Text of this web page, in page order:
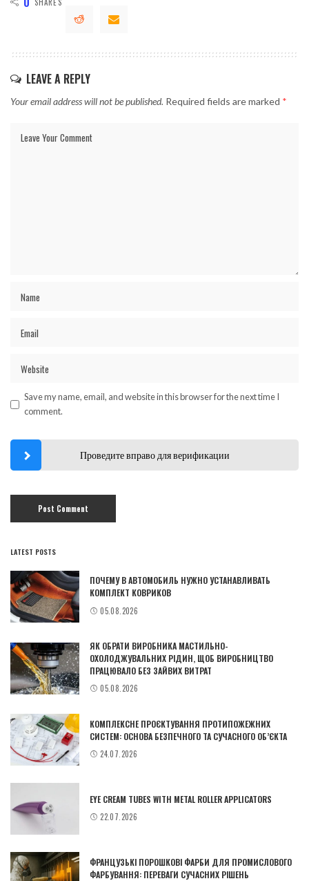
LEAVE A REPLY
Your email address will not be published. Required fields are marked *
Save my name, email, and website in this browser for the next time I
comment.
Проведите вправо для верификации
LATEST POSTS
ПОЧЕМУ В АВТОМОБИЛЬ НУЖНО УСТАНАВЛИВАТЬ
КОМПЛЕКТ КОВРИКОВ
05.08.2026
ЯК ОБРАТИ ВИРОБНИКА МАСТИЛЬНО-
ОХОЛОДЖУВАЛЬНИХ РІДИН, ЩОБ ВИРОБНИЦТВО
ПРАЦЮВАЛО БЕЗ ЗАЙВИХ ВИТРАТ
05.08.2026
КОМПЛЕКСНЕ ПРОЄКТУВАННЯ ПРОТИПОЖЕЖНИХ
СИСТЕМ: ОСНОВА БЕЗПЕЧНОГО ТА СУЧАСНОГО ОБ’ЄКТА
24.07.2026
EYE CREAM TUBES WITH METAL ROLLER APPLICATORS
22.07.2026
ФРАНЦУЗЬКІ ПОРОШКОВІ ФАРБИ ДЛЯ ПРОМИСЛОВОГО
ФАРБУВАННЯ: ПЕРЕВАГИ СУЧАСНИХ РІШЕНЬ